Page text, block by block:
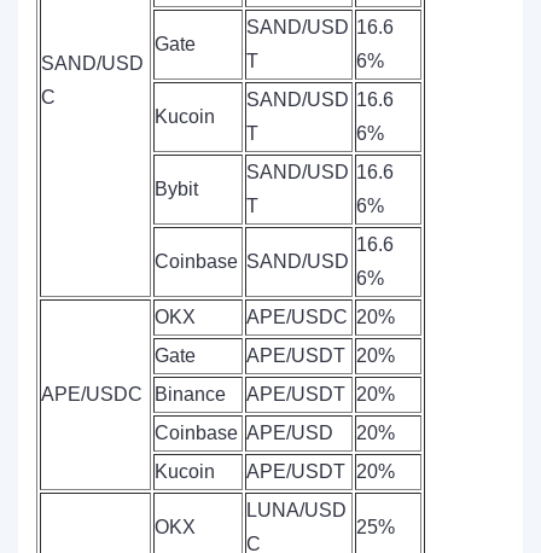
SAND/USD
C
Gate
SAND/USD
T
16.6
6%
Kucoin
SAND/USD
T
16.6
6%
Bybit
SAND/USD
T
16.6
6%
Coinbase SAND/USD
16.6
6%
APE/USDC
OKX APE/USDC 20%
Gate
APE/USDT 20%
Binance
APE/USDT 20%
Coinbase APE/USD
20%
Kucoin
APE/USDT 20%
OKX
LUNA/USD
C
25%